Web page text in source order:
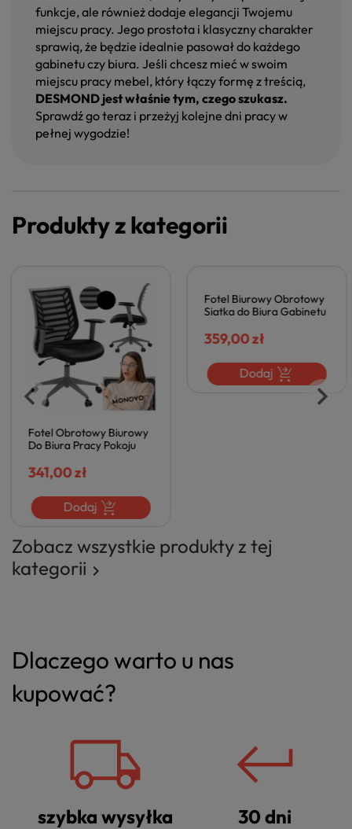
funkcje, ale również dodaje elegancji Twojemu
miejscu pracy. Jego prostota i klasyczny charakter
sprawią, że będzie idealnie pasował do każdego
gabinetu czy biura. Jeśli chcesz mieć w swoim
miejscu pracy mebel, który łączy formę z treścią,
DESMOND jest właśnie tym, czego szukasz.
Sprawdź go teraz i przeżyj kolejne dni pracy w
pełnej wygodzie!
Produkty z kategorii
Fotel Obrotowy Biurowy
Do Biura Pracy Pokoju
Siatka Czarny MARO
341,00 zł
Dodaj
Zobacz wszystkie produkty z tej
kategorii 
Dlaczego warto u nas
kupować?
szybka wysyłka 30 dni